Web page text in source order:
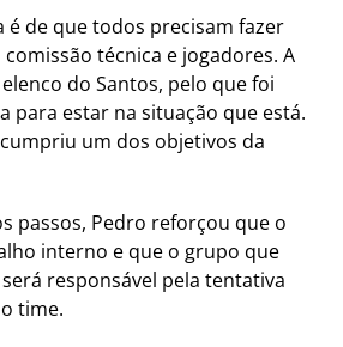
é de que todos precisam fazer
técnica e jogadores. A
do Santos, pelo que foi
para estar na situação que está.
um dos objetivos da
passos, Pedro reforçou que o
interno e que o grupo que
responsável pela tentativa
time.